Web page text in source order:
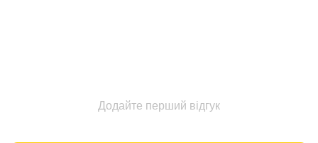
Додайте перший відгук